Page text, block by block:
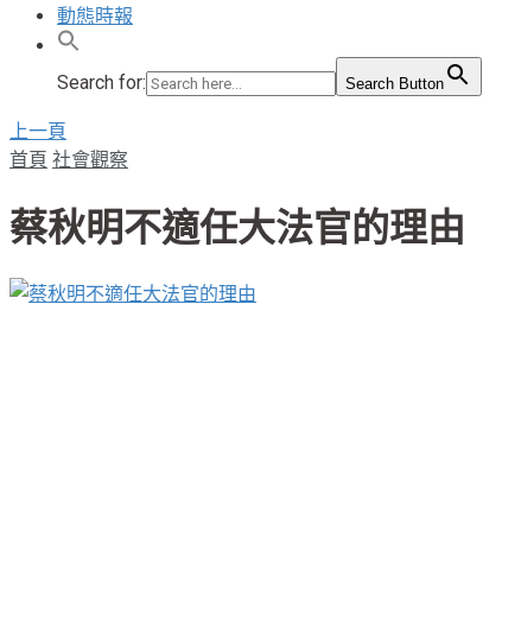
動態時報
Search for: Search Button
上一頁
首頁 社會觀察
蔡秋明不適任大法官的理由